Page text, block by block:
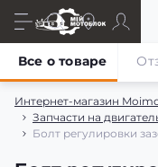
Интернет-магазин
Запчасти на
Болт регулировки
Все о товаре